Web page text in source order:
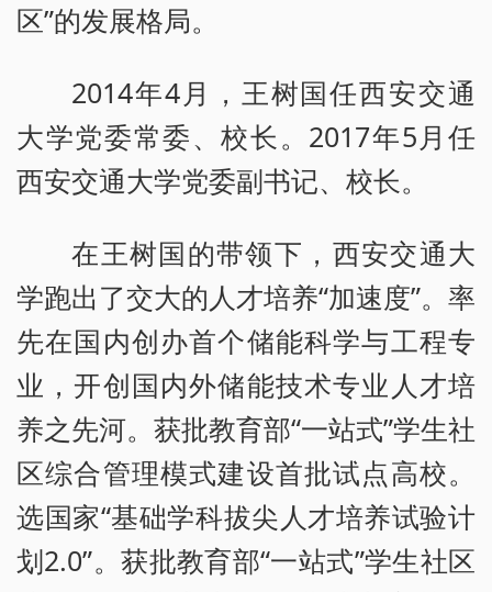
区”的发展格局。
2014年4月，王树国任西安交通
大学党委常委、校长。2017年5月任
西安交通大学党委副书记、校长。
在王树国的带领下，西安交通大
学跑出了交大的人才培养“加速度”。率
先在国内创办首个储能科学与工程专
业，开创国内外储能技术专业人才培
养之先河。获批教育部“一站式”学生社
区综合管理模式建设首批试点高校。
选国家“基础学科拔尖人才培养试验计
划2.0”。获批教育部“一站式”学生社区